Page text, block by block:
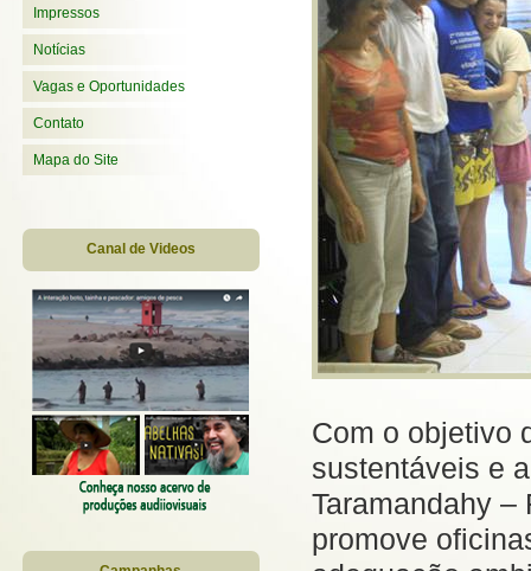
Impressos
Notícias
Vagas e Oportunidades
Contato
Mapa do Site
Canal de Videos
Com o objetivo
sustentáveis e
Taramandahy –
promove